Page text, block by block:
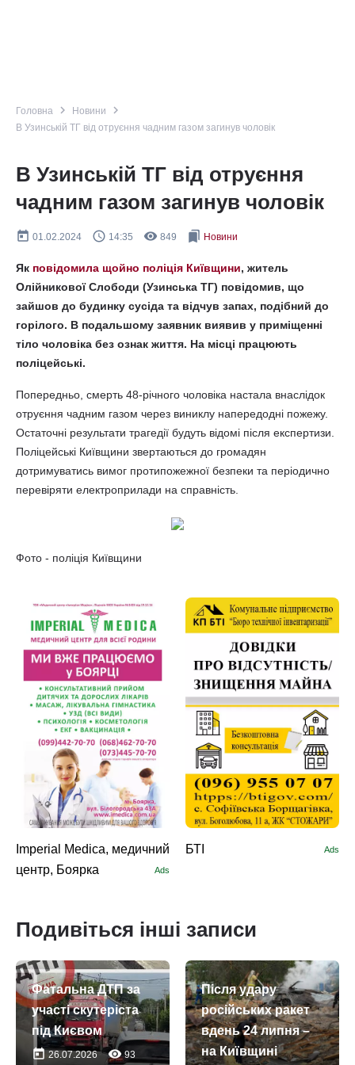
Головна navigate_next Новини navigate_next
В Узинській ТГ від отруєння чадним газом загинув чоловік
В Узинській ТГ від отруєння
чадним газом загинув чоловік
today 01.02.2024 query_builder 14:35 remove_red_eye 849 bookmarks Новини
Як повідомила щойно поліція Київщини, житель
Олійникової Слободи (Узинська ТГ) повідомив, що
зайшов до будинку сусіда та відчув запах, подібний до
горілого. В подальшому заявник виявив у приміщенні
тіло чоловіка без ознак життя. На місці працюють
поліцейські.
Попередньо, смерть 48-річного чоловіка настала внаслідок
отруєння чадним газом через виниклу напередодні пожежу.
Остаточні результати трагедії будуть відомі після експертизи.
Поліцейські Київщини звертаються до громадян
дотримуватись вимог протипожежної безпеки та періодично
перевіряти електроприлади на справність.
Фото - поліція Київщини
Imperial Medica, медичний
центр, Боярка
Ads
БТІ Ads
Подивіться інші записи
Фатальна ДТП за
участі скутеріста
під Києвом
today 26.07.2026 remove_red_eye93
Після удару
російських ракет
вдень 24 липня –
на Київщині